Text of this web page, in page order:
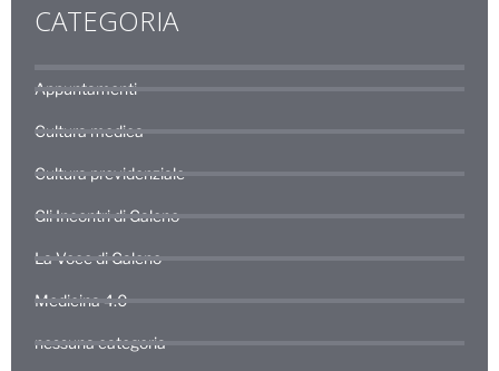
CATEGORIA
Appuntamenti
Cultura medica
Cultura previdenziale
Gli Incontri di Galeno
La Voce di Galeno
Medicina 4.0
nessuna categoria